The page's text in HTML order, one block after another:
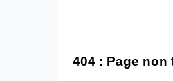
404 : Page non